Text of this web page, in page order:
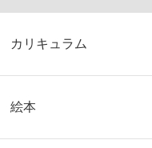
カリキュラム
絵本